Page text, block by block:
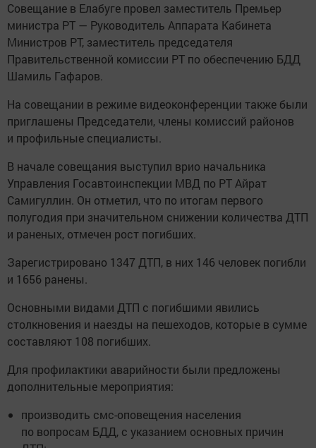
Совещание в Елабуге провел заместитель Премьер
министра РТ — Руководитель Аппарата Кабинета
Министров РТ, заместитель председателя
Правительственной комиссии РТ по обеспечению БДД
Шамиль Гафаров.
На совещании в режиме видеоконференции также были
приглашены Председатели, члены комиссий районов
и профильные специалисты.
В начале совещания выступил врио начальника
Управления Госавтоинспекции МВД по РТ Айрат
Самигуллин. Он отметил, что по итогам первого
полугодия при значительном снижении количества ДТП
и раненых, отмечен рост погибших.
Зарегистрировано 1347 ДТП, в них 146 человек погибли
и 1656 ранены.
Основными видами ДТП с погибшими явились
столкновения и наезды на пешеходов, которые в сумме
составляют 108 погибших.
Для профилактики аварийности были предложены
дополнительные мероприятия:
производить смс-оповещения населения
по вопросам БДД, с указанием основных причин